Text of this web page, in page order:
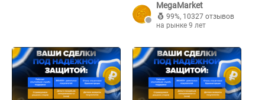
MegaMarket
99%, 10327 отзывов
на рынке 9 лет